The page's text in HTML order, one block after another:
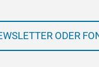
ODER